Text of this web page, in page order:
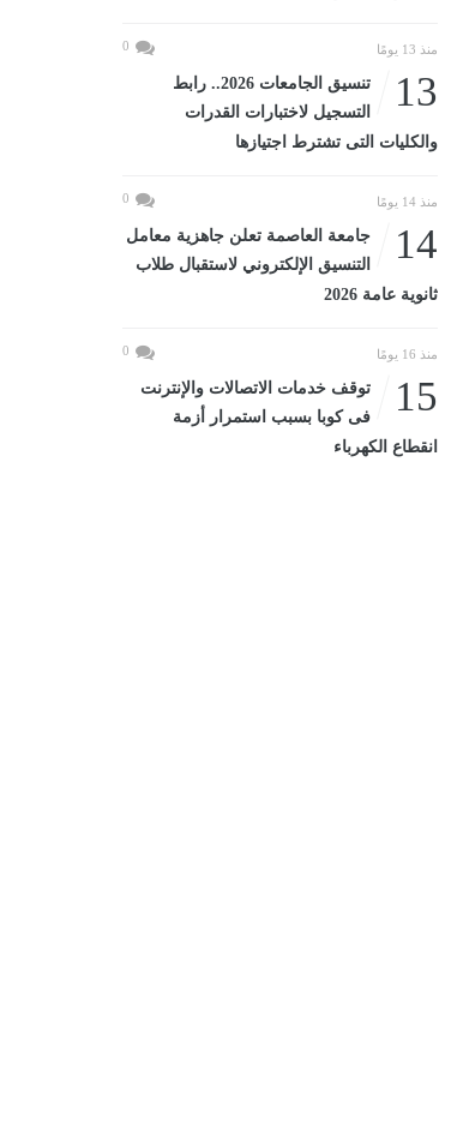
منذ 13 يومًا 0
13
تنسيق الجامعات 2026.. رابط
التسجيل لاختبارات القدرات
والكليات التى تشترط اجتيازها
منذ 14 يومًا 0
14
جامعة العاصمة تعلن جاهزية معامل
التنسيق الإلكتروني لاستقبال طلاب
ثانوية عامة 2026
منذ 16 يومًا 0
15
توقف خدمات الاتصالات والإنترنت
فى كوبا بسبب استمرار أزمة
انقطاع الكهرباء